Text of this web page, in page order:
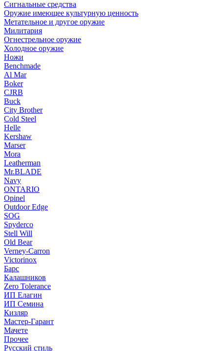
Сигнальные средства
Оружие имеющее культурную ценность
Метательное и другое оружие
Милитария
Огнестрельное оружие
Холодное оружие
Ножи
Benchmade
Al Mar
Boker
CJRB
Buck
City Brother
Cold Steel
Helle
Kershaw
Marser
Mora
Leatherman
Mr.BLADE
Navy
ONTARIO
Opinel
Outdoor Edge
SOG
Spyderco
Stell Will
Old Bear
Verney-Carron
Victorinox
Барс
Калашников
Zero Tolerance
ИП Елагин
ИП Семина
Кизляр
Мастер-Гарант
Мачете
Прочее
Русский стиль